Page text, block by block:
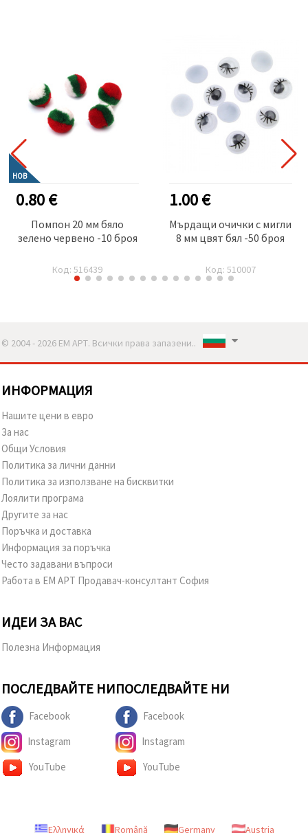
НОВ
0.80 €
Помпон 20 мм бяло
зелено червено -10 броя
Код: 516439
1.00 €
Мърдащи очички с мигли
8 мм цвят бял -50 броя
Код: 510007
© 2004 - 2026 ЕМ АРТ. Всички права запазени..
ИНФОРМАЦИЯ
Нашите цени в евро
За нас
Общи Условия
Политика за лични данни
Политика за използване на бисквитки
Лоялити програма
Другите за нас
Поръчка и доставка
Информация за поръчка
Често задавани въпроси
Работа в ЕМ АРТ Продавач-консултант София
ИДЕИ ЗА ВАС
Полезна Информация
ПОСЛЕДВАЙТЕ НИ
Facebook
Instagram
YouTube
ПОСЛЕДВАЙТЕ НИ
Facebook
Instagram
YouTube
Ελληνικά Română Germany Austria